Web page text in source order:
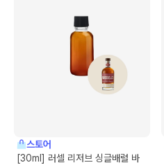
스토어
[30ml] 러셀 리저브 싱글배럴 바